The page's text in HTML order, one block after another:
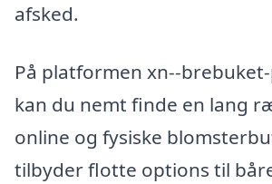
afsked.
På platformen xn--
kan du nemt finde en lang
online og fysiske
tilbyder flotte options til